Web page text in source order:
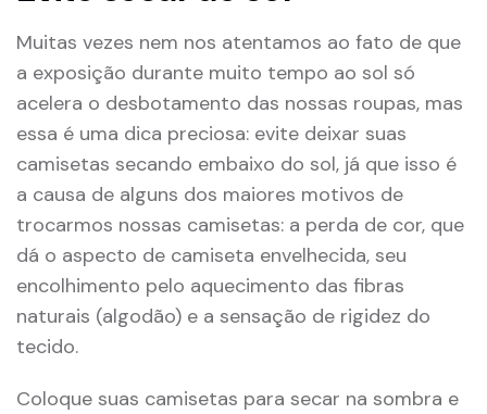
Muitas vezes nem nos atentamos ao fato de que
a exposição durante muito tempo ao sol só
acelera o desbotamento das nossas roupas, mas
essa é uma dica preciosa: evite deixar suas
camisetas secando embaixo do sol, já que isso é
a causa de alguns dos maiores motivos de
trocarmos nossas camisetas: a perda de cor, que
dá o aspecto de camiseta envelhecida, seu
encolhimento pelo aquecimento das fibras
naturais (algodão) e a sensação de rigidez do
tecido.
Coloque suas camisetas para secar na sombra e